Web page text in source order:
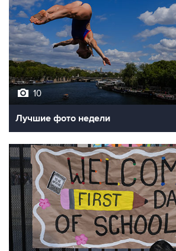
10
Лучшие фото недели